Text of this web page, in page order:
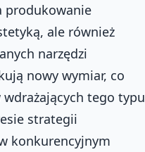
produkowanie
ale również
narzędzi
nowy wymiar, co
tego typu
strategii
konkurencyjnym